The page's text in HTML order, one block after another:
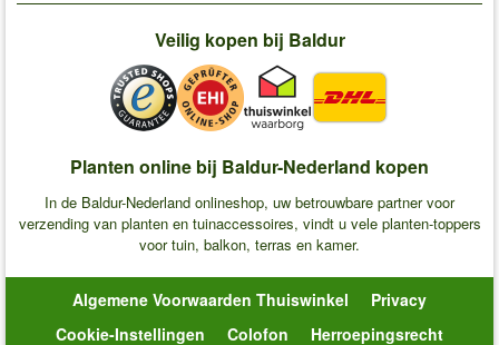
Veilig kopen bij Baldur
Planten online bij Baldur-Nederland kopen
In de Baldur-Nederland onlineshop, uw betrouwbare partner voor
verzending van planten en tuinaccessoires, vindt u vele planten-toppers
voor tuin, balkon, terras en kamer.
Algemene Voorwaarden Thuiswinkel
Privacy
Cookie-Instellingen
Colofon Herroepingsrecht